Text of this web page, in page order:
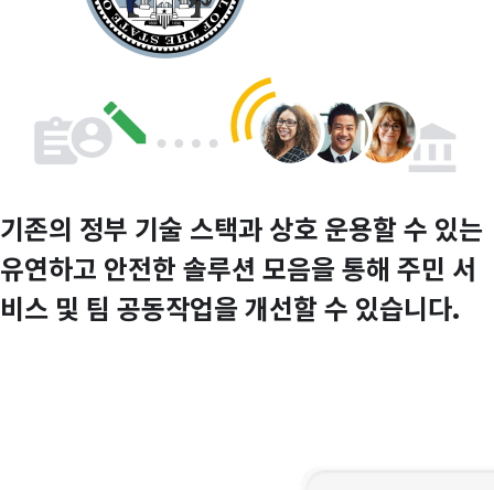
기존의 정부 기술 스택과 상호 운용할 수 있는
유연하고 안전한 솔루션 모음을 통해 주민 서
비스 및 팀 공동작업을 개선할 수 있습니다.